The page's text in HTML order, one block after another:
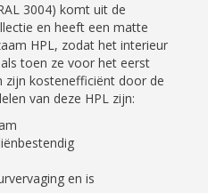
3004) komt uit de
en heeft een matte
HPL, zodat het interieur
toen ze voor het eerst
zijn kostenefficiënt door de
van deze HPL zijn:
en is